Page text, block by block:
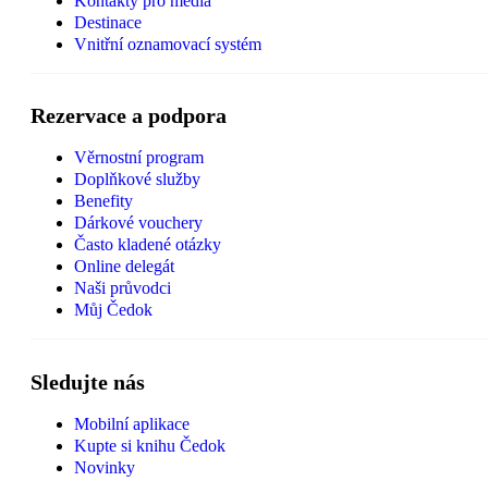
Destinace
Vnitřní oznamovací systém
Rezervace a podpora
Věrnostní program
Doplňkové služby
Benefity
Dárkové vouchery
Často kladené otázky
Online delegát
Naši průvodci
Můj Čedok
Sledujte nás
Mobilní aplikace
Kupte si knihu Čedok
Novinky